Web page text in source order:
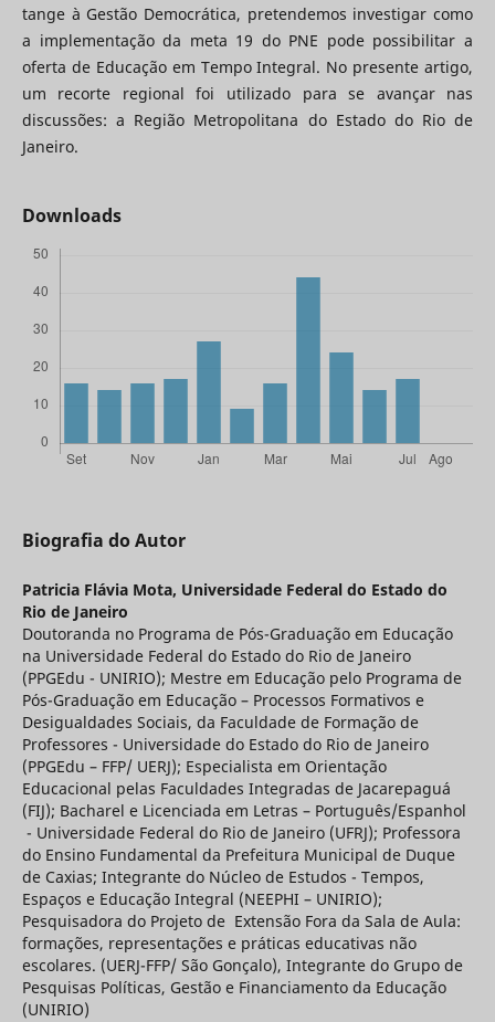
tange à Gestão Democrática, pretendemos investigar como
a implementação da meta 19 do PNE pode possibilitar a
oferta de Educação em Tempo Integral. No presente artigo,
um recorte regional foi utilizado para se avançar nas
discussões: a Região Metropolitana do Estado do Rio de
Janeiro.
Downloads
Biografia do Autor
Patricia Flávia Mota, Universidade Federal do Estado do
Rio de Janeiro
Doutoranda no Programa de Pós-Graduação em Educação
na Universidade Federal do Estado do Rio de Janeiro
(PPGEdu - UNIRIO); Mestre em Educação pelo Programa de
Pós-Graduação em Educação – Processos Formativos e
Desigualdades Sociais, da Faculdade de Formação de
Professores - Universidade do Estado do Rio de Janeiro
(PPGEdu – FFP/ UERJ); Especialista em Orientação
Educacional pelas Faculdades Integradas de Jacarepaguá
(FIJ); Bacharel e Licenciada em Letras – Português/Espanhol
- Universidade Federal do Rio de Janeiro (UFRJ); Professora
do Ensino Fundamental da Prefeitura Municipal de Duque
de Caxias; Integrante do Núcleo de Estudos - Tempos,
Espaços e Educação Integral (NEEPHI – UNIRIO);
Pesquisadora do Projeto de Extensão Fora da Sala de Aula:
formações, representações e práticas educativas não
escolares. (UERJ-FFP/ São Gonçalo), Integrante do Grupo de
Pesquisas Políticas, Gestão e Financiamento da Educação
(UNIRIO)